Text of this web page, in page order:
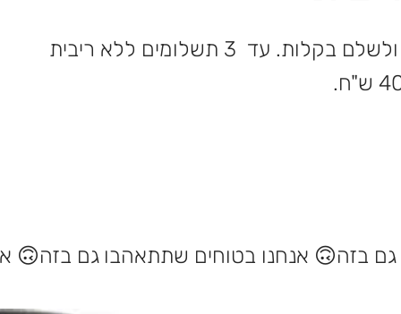
ליהנות מהקנייה ולשלם בקלות. עד 3 תשלומים ללא ריבית